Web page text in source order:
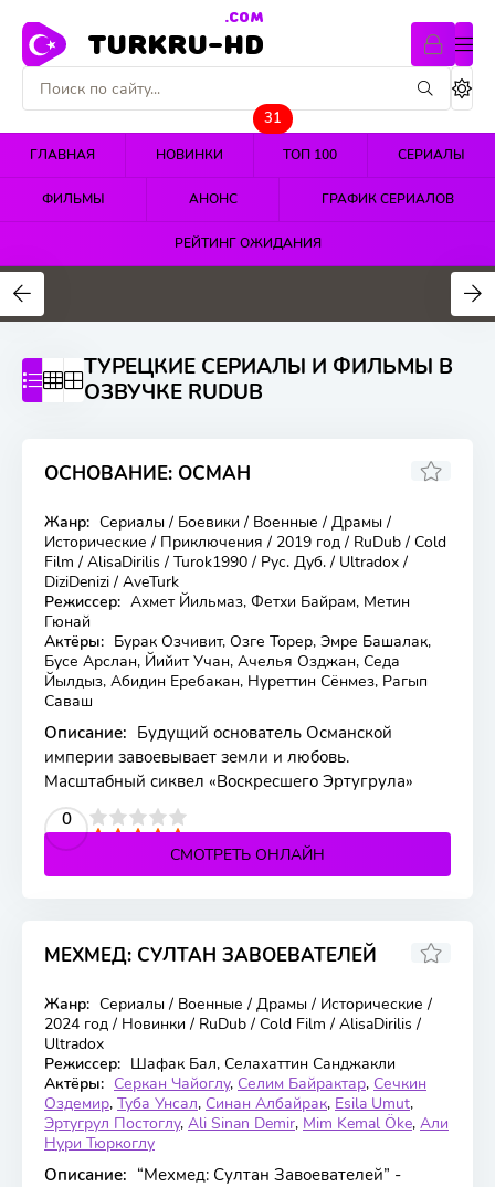
TURKRU-HD
.COM
ГЛАВНАЯ НОВИНКИ
31
ТОП 100 СЕРИАЛЫ
ФИЛЬМЫ АНОНС ГРАФИК СЕРИАЛОВ
РЕЙТИНГ ОЖИДАНИЯ
4.4
ТУРЕЦКИЕ СЕРИАЛЫ И ФИЛЬМЫ В
ОЗВУЧКЕ RUDUB
ОСНОВАНИЕ: ОСМАН
194 серия
8.346
Жанр: Сериалы / Боевики / Военные / Драмы /
Исторические / Приключения / 2019 год / RuDub / Cold
Film / AlisaDirilis / Turok1990 / Рус. Дуб. / Ultradox /
DiziDenizi / AveTurk
Режиссер: Ахмет Йильмаз, Фетхи Байрам, Метин
Гюнай
Актёры: Бурак Озчивит, Озге Торер, Эмре Башалак,
Бусе Арслан, Йийит Учан, Ачелья Озджан, Седа
Йылдыз, Абидин Еребакан, Нуреттин Сёнмез, Рагып
Саваш
Описание: Будущий основатель Османской
империи завоевывает земли и любовь.
Масштабный сиквел «Воскресшего Эртугрула»
0
4 5
СМОТРЕТЬ ОНЛАЙН
МЕХМЕД: СУЛТАН ЗАВОЕВАТЕЛЕЙ
83 серия
7.6
Жанр: Сериалы / Военные / Драмы / Исторические /
2024 год / Новинки / RuDub / Cold Film / AlisaDirilis /
Ultradox
Режиссер: Шафак Бал, Селахаттин Санджакли
Актёры: Серкан Чайоглу, Селим Байрактар, Сечкин
Оздемир, Туба Унсал, Синан Албайрак, Esila Umut,
Эртугрул Постоглу, Ali Sinan Demir, Mim Kemal Öke, Али
Нури Тюркоглу
Описание: “Мехмед: Султан Завоевателей” -